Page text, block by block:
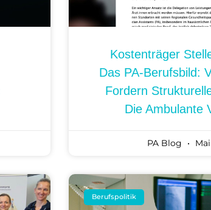
Kostenträger
Das PA-Berufsbild:
Fordern
Die Ambulante
PA Blog
Berufspolitik